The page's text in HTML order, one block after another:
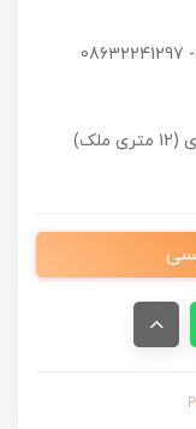
اراک، خیابان سید جمال الدین اسدآبادی (12 متری ملک)